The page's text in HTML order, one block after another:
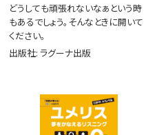
どうしても頑張れないなぁという時
もあるでしょう。そんなときに開いて
ください。
出版社: ラグーナ出版